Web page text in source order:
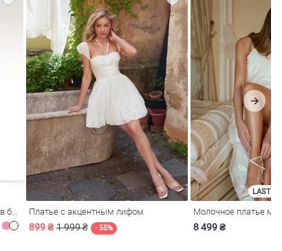
Розовое платье из стрейч-сетки в бельевом стиле Платье с акцентным лифом
899 ₴ 1 999 ₴ - 55%
LAST
8 499 ₴